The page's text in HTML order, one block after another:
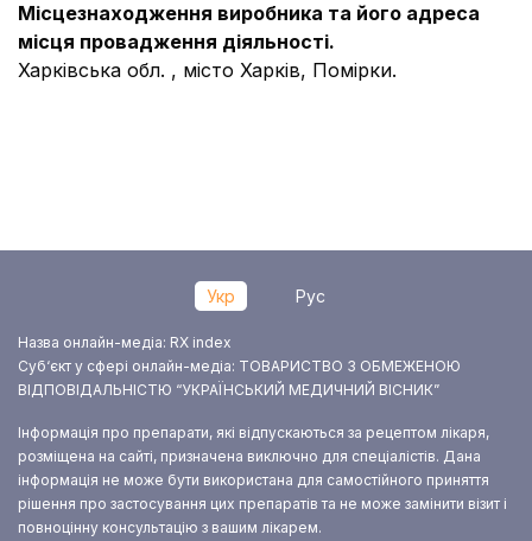
Місцезнаходження виробника та його адреса
місця провадження діяльності.
Харківська обл. , місто Харків, Помірки.
Укр Рус
Назва онлайн-медіа: RX index
Суб‘єкт у сфері онлайн-медіа: ТОВАРИСТВО З ОБМЕЖЕНОЮ
ВІДПОВІДАЛЬНІСТЮ “УКРАЇНСЬКИЙ МЕДИЧНИЙ ВІСНИК”
Інформація про препарати, які відпускаються за рецептом лікаря,
розміщена на сайті, призначена виключно для спеціалістів. Дана
інформація не може бути використана для самостійного приняття
рішення про застосування цих препаратів та не може замінити візит і
повноцінну консультацію з вашим лікарем.